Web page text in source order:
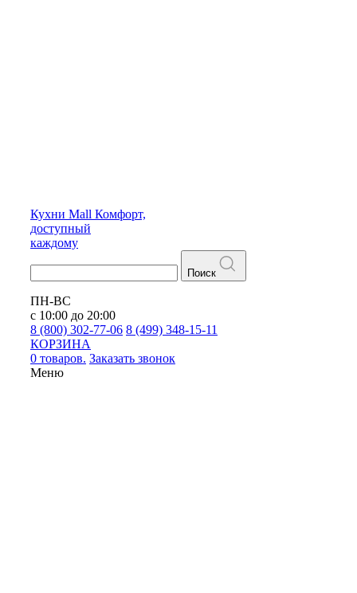
Кухни Mall Комфорт,
доступный
каждому
Поиск
ПН-ВС
с 10:00 до 20:00
8 (800) 302-77-06 8 (499) 348-15-11
КОРЗИНА
0 товаров. Заказать звонок
Меню